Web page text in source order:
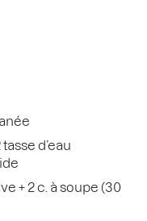
d’eau
+ 2 c. à soupe (30